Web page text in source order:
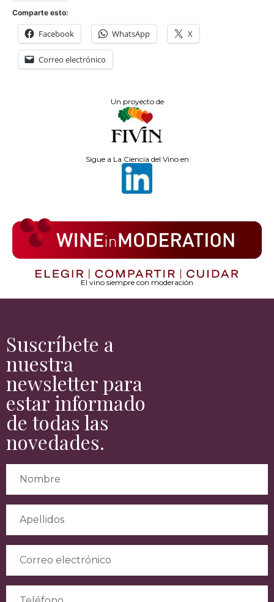
Comparte esto:
Facebook WhatsApp X
Correo electrónico
Un proyecto de
Sigue a La Ciencia del Vino en
El vino siempre con moderación
Suscríbete a
nuestra
newsletter para
estar informado
de todas las
novedades.